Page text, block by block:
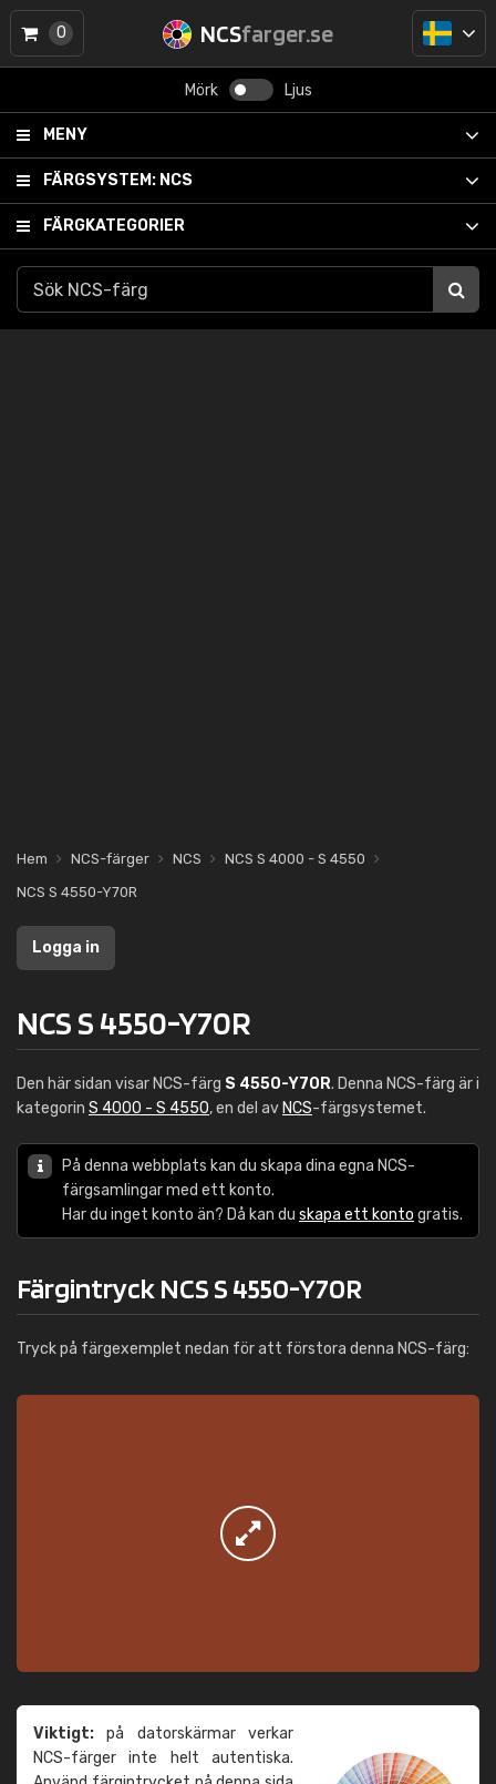
NCSfarger.se
Mörk Ljus
MENY
FÄRGSYSTEM: NCS
FÄRGKATEGORIER
0
Hem NCS-färger NCS
NCS S 4000 - S 4550
NCS S 4550-Y70R
Logga in
NCS S 4550-Y70R
Den här sidan visar NCS-färg S 4550-Y70R. Denna NCS-färg är i
kategorin S 4000 - S 4550, en del av NCS-färgsystemet.
På denna webbplats kan du skapa dina egna NCS-
färgsamlingar med ett konto.
Har du inget konto än? Då kan du skapa ett konto gratis.
Färgintryck NCS S 4550-Y70R
Tryck på färgexemplet nedan för att förstora denna NCS-färg:
Viktigt: på datorskärmar verkar
NCS-färger inte helt autentiska.